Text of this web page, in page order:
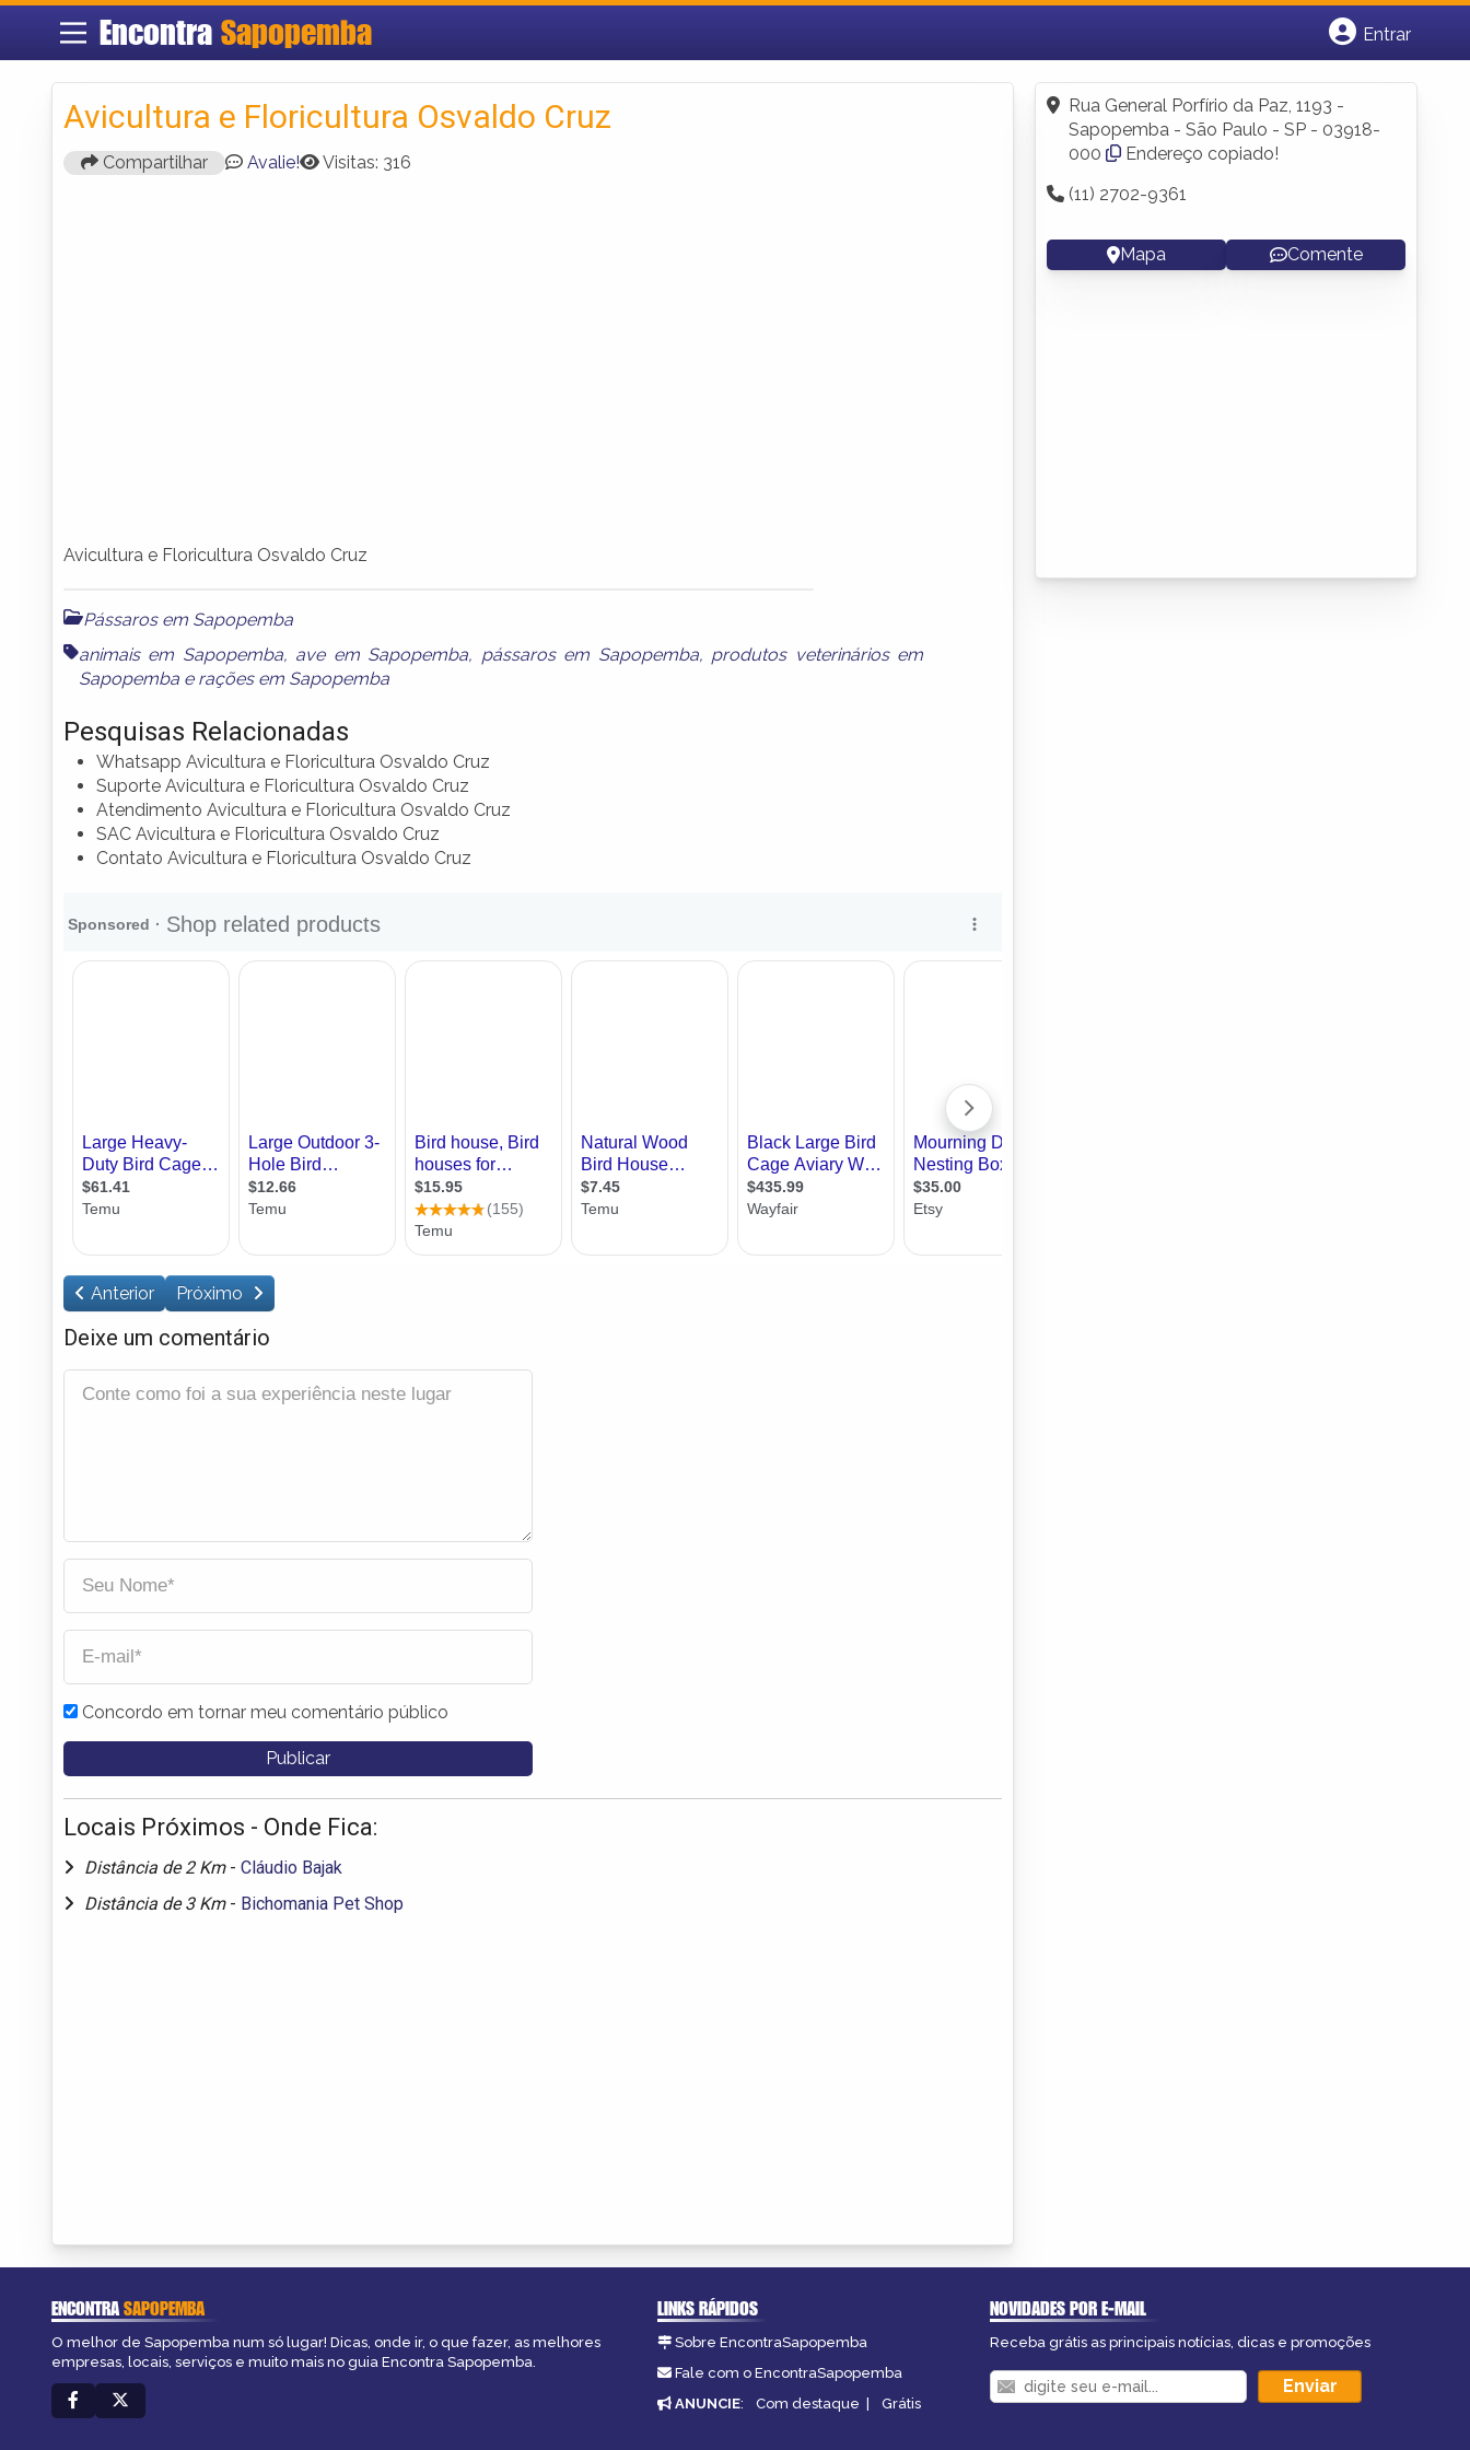
Encontra Sapopemba
Entrar
Fazer login
Criar conta
Avicultura e Floricultura Osvaldo Cruz
Compartilhar Avalie! Visitas: 316
Avicultura e Floricultura Osvaldo Cruz
Pássaros em Sapopemba
animais em Sapopemba, ave em Sapopemba, pássaros em Sapopemba, produtos veterinários em
Sapopemba e rações em Sapopemba
Pesquisas Relacionadas
Whatsapp Avicultura e Floricultura Osvaldo Cruz
Suporte Avicultura e Floricultura Osvaldo Cruz
Atendimento Avicultura e Floricultura Osvaldo Cruz
SAC Avicultura e Floricultura Osvaldo Cruz
Contato Avicultura e Floricultura Osvaldo Cruz
Anterior Próximo
Deixe um comentário
Concordo em tornar meu comentário público
Locais Próximos - Onde Fica:
Distância de 2 Km - Cláudio Bajak
Distância de 3 Km - Bichomania Pet Shop
Rua General Porfírio da Paz, 1193 -
Sapopemba - São Paulo - SP - 03918-
000
Endereço copiado!
(11) 2702-9361
Mapa Comente
ENCONTRASAPOPEMBA
O melhor de Sapopemba num só lugar! Dicas, onde ir, o que fazer, as melhores
empresas, locais, serviços e muito mais no guia Encontra Sapopemba.
LINKS RÁPIDOS
Sobre EncontraSapopemba
Fale com o EncontraSapopemba
ANUNCIE: Com destaque | Grátis
NOVIDADES POR E-MAIL
Receba grátis as principais notícias, dicas e promoções